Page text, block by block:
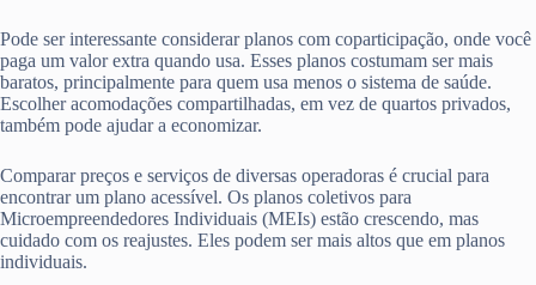
Pode ser interessante considerar planos com coparticipação, onde você
paga um valor extra quando usa. Esses planos costumam ser mais
baratos, principalmente para quem usa menos o sistema de saúde.
Escolher acomodações compartilhadas, em vez de quartos privados,
também pode ajudar a economizar.
Comparar preços e serviços de diversas operadoras é crucial para
encontrar um plano acessível. Os planos coletivos para
Microempreendedores Individuais (MEIs) estão crescendo, mas
cuidado com os reajustes. Eles podem ser mais altos que em planos
individuais.